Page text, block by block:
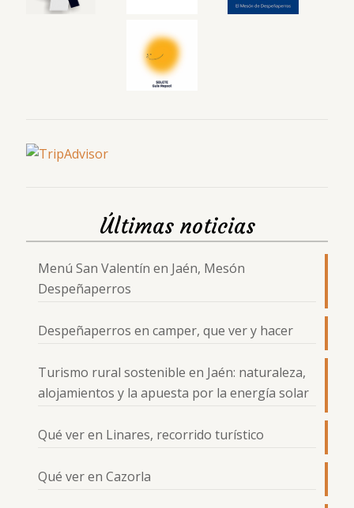
Últimas noticias
Menú San Valentín en Jaén, Mesón
Despeñaperros
Despeñaperros en camper, que ver y hacer
Turismo rural sostenible en Jaén: naturaleza,
alojamientos y la apuesta por la energía solar
Qué ver en Linares, recorrido turístico
Qué ver en Cazorla